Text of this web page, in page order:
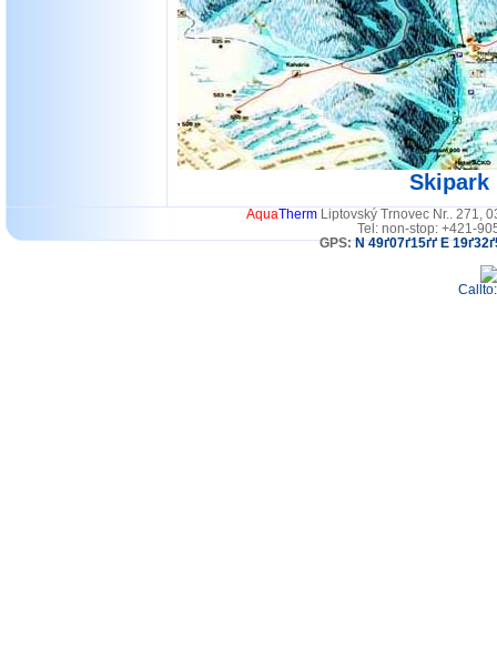
Skipark
AquaThermLiptovský Trnovec Nr.. 271,
Tel: non-stop: +421-
GPS:N 49ґ07ґ15ґґ E